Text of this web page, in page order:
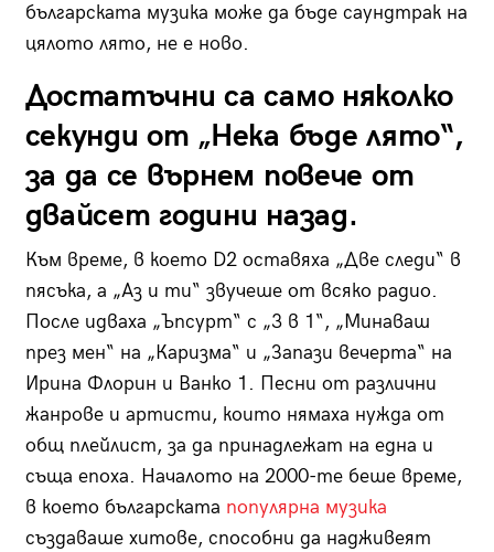
българската музика може да бъде саундтрак на
цялото лято, не е ново.
Достатъчни са само няколко
секунди от „Нека бъде лято“,
за да се върнем повече от
двайсет години назад.
Към време, в което D2 оставяха „Две следи“ в
пясъка, а „Аз и ти“ звучеше от всяко радио.
После идваха „Ъпсурт“ с „3 в 1“, „Минаваш
през мен“ на „Каризма“ и „Запази вечерта“ на
Ирина Флорин и Ванко 1. Песни от различни
жанрове и артисти, които нямаха нужда от
общ плейлист, за да принадлежат на една и
съща епоха. Началото на 2000-те беше време,
в което българската популярна музика
създаваше хитове, способни да надживеят